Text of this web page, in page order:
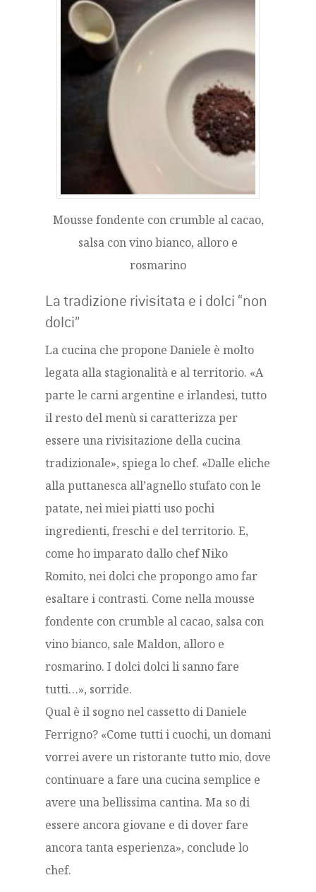
Mousse fondente con crumble al cacao,
salsa con vino bianco, alloro e
rosmarino
La tradizione rivisitata e i dolci “non
dolci”
La cucina che propone Daniele è molto
legata alla stagionalità e al territorio. «A
parte le carni argentine e irlandesi, tutto
il resto del menù si caratterizza per
essere una rivisitazione della cucina
tradizionale», spiega lo chef. «Dalle eliche
alla puttanesca all’agnello stufato con le
patate, nei miei piatti uso pochi
ingredienti, freschi e del territorio. E,
come ho imparato dallo chef Niko
Romito, nei dolci che propongo amo far
esaltare i contrasti. Come nella mousse
fondente con crumble al cacao, salsa con
vino bianco, sale Maldon, alloro e
rosmarino. I dolci dolci li sanno fare
tutti…», sorride.
Qual è il sogno nel cassetto di Daniele
Ferrigno? «Come tutti i cuochi, un domani
vorrei avere un ristorante tutto mio, dove
continuare a fare una cucina semplice e
avere una bellissima cantina. Ma so di
essere ancora giovane e di dover fare
ancora tanta esperienza», conclude lo
chef.